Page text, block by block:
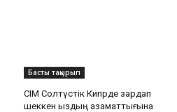
Басты тақырып
СІМ Солтүстік Кипрде зардап
шеккен қыздың азаматтығына